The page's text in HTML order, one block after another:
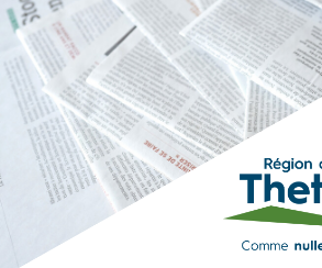
submenu (Visiteurs )
submenu (Nouvelles )
submenu (Documentation )